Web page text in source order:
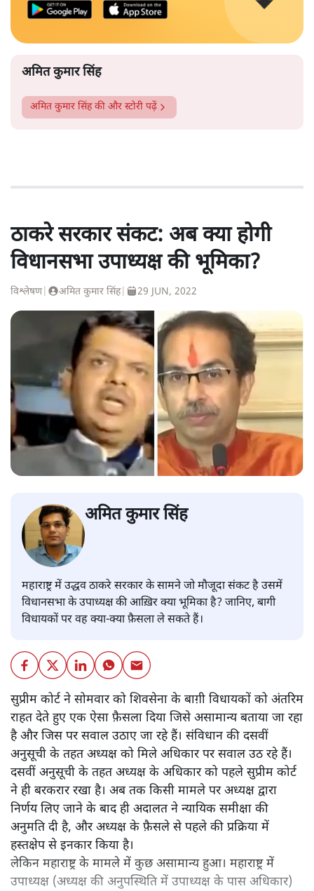
अमित कुमार सिंह
अमित कुमार सिंहकी और स्टोरी पढ़ें
ठाकरे सरकार संकट: अब क्या होगी
विधानसभा उपाध्यक्ष की भूमिका?
विश्लेषण| अमित कुमार सिंह| 29 JUN, 2022
अमित कुमार सिंह
महाराष्ट्र में उद्धव ठाकरे सरकार के सामने जो मौजूदा संकट है उसमें
विधानसभा के उपाध्यक्ष की आख़िर क्या भूमिका है? जानिए, बागी
विधायकों पर वह क्या-क्या फ़ैसला ले सकते हैं।
सुप्रीम कोर्ट ने सोमवार को शिवसेना के बाग़ी विधायकों को अंतरिम
राहत देते हुए एक ऐसा फ़ैसला दिया जिसे असामान्य बताया जा रहा
है और जिस पर सवाल उठाए जा रहे हैं। संविधान की दसवीं
अनुसूची के तहत अध्यक्ष को मिले अधिकार पर सवाल उठ रहे हैं।
दसवीं अनुसूची के तहत अध्यक्ष के अधिकार को पहले सुप्रीम कोर्ट
ने ही बरकरार रखा है। अब तक किसी मामले पर अध्यक्ष द्वारा
निर्णय लिए जाने के बाद ही अदालत ने न्यायिक समीक्षा की
अनुमति दी है, और अध्यक्ष के फ़ैसले से पहले की प्रक्रिया में
हस्तक्षेप से इनकार किया है।
लेकिन महाराष्ट्र के मामले में कुछ असामान्य हुआ। महाराष्ट्र में
उपाध्यक्ष (अध्यक्ष की अनुपस्थिति में उपाध्यक्ष के पास अधिकार)